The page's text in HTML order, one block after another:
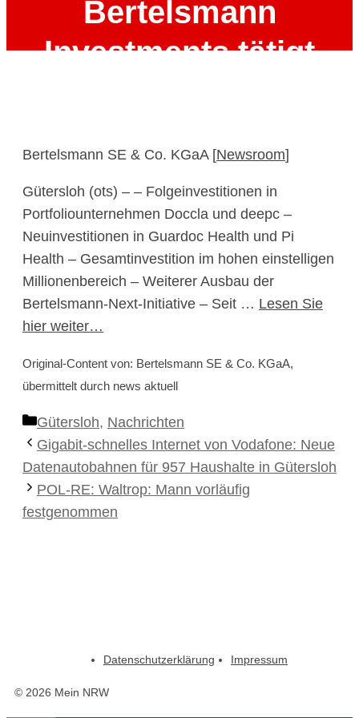
Bertelsmann
Investments tätigt
Digital Health
Bertelsmann SE & Co. KGaA [Newsroom]
Gütersloh (ots) – – Folgeinvestitionen in
Portfoliounternehmen Doccla und deepc –
Neuinvestitionen in Guardoc Health und Pi
Health – Gesamtinvestition im hohen einstelligen
Millionenbereich – Weiterer Ausbau der
Bertelsmann-Next-Initiative – Seit … Lesen Sie
hier weiter…
Original-Content von: Bertelsmann SE & Co. KGaA,
übermittelt durch news aktuell
Kategorien
Gütersloh, Nachrichten
Gigabit-schnelles Internet von Vodafone: Neue
Datenautobahnen für 957 Haushalte in Gütersloh
POL-RE: Waltrop: Mann vorläufig
festgenommen
Datenschutzerklärung Impressum
© 2026 Mein NRW